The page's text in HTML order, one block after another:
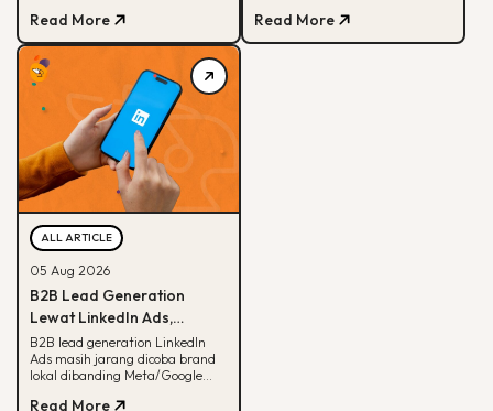
efektifnya, jenis program,
sampai contoh suksesnya.
Read More
produkmu lebih mudah
ditemukan.
Read More
ALL ARTICLE
05 Aug 2026
B2B Lead Generation
Lewat LinkedIn Ads,
Strategi yang Masih
Jarang Dicoba Brand
Lokal
B2B lead generation LinkedIn
Ads masih jarang dicoba brand
lokal dibanding Meta/Google
Read More